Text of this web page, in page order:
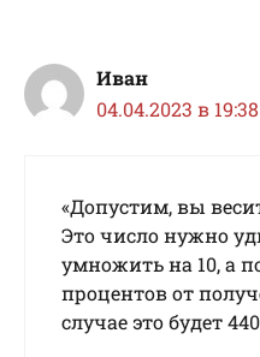
Иван
04.04.2023 в 19:38
«Допустим, вы
Это число нужно
умножить на 10, а
процентов от
случае это будет